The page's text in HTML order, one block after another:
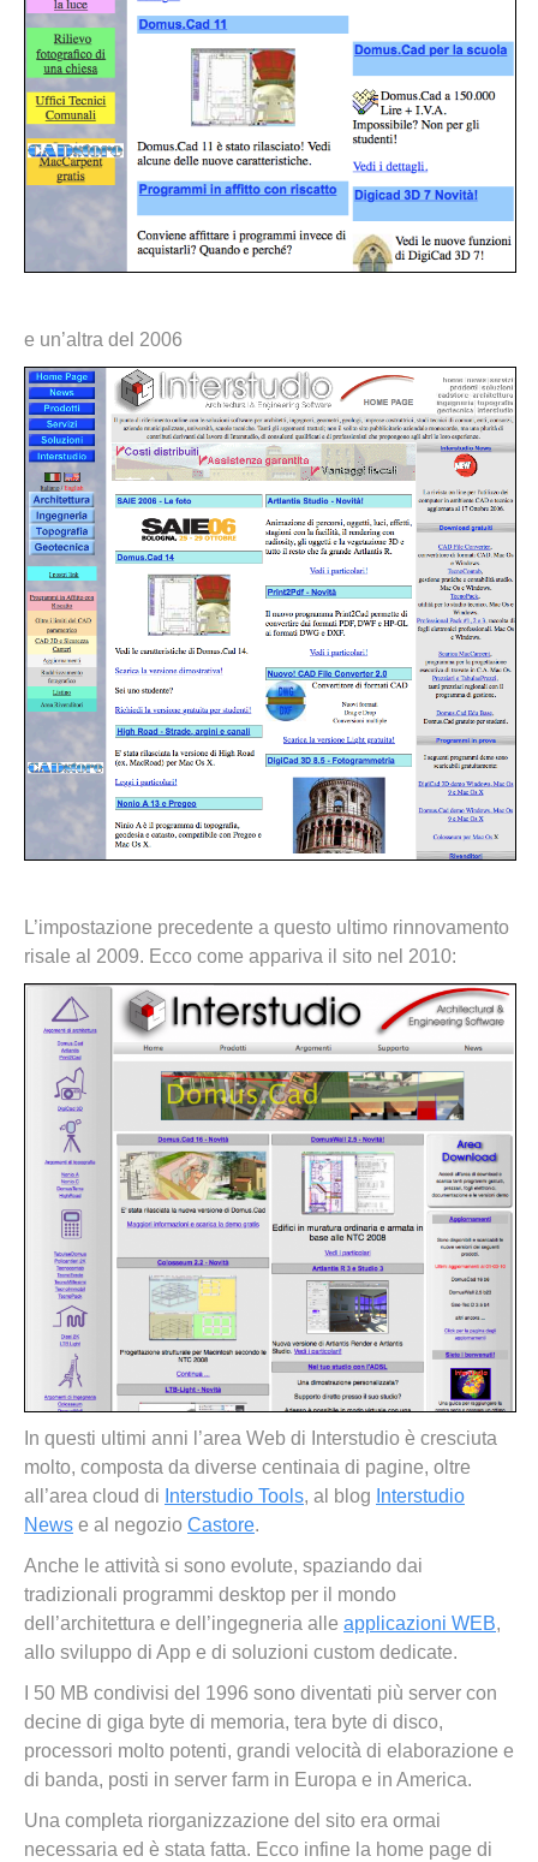
e un’altra del 2006
L’impostazione precedente a questo ultimo rinnovamento
risale al 2009. Ecco come appariva il sito nel 2010:
In questi ultimi anni l’area Web di Interstudio è cresciuta
molto, composta da diverse centinaia di pagine, oltre
all’area cloud di Interstudio Tools, al blog Interstudio
News e al negozio Castore.
Anche le attività si sono evolute, spaziando dai
tradizionali programmi desktop per il mondo
dell’architettura e dell’ingegneria alle applicazioni WEB,
allo sviluppo di App e di soluzioni custom dedicate.
I 50 MB condivisi del 1996 sono diventati più server con
decine di giga byte di memoria, tera byte di disco,
processori molto potenti, grandi velocità di elaborazione e
di banda, posti in server farm in Europa e in America.
Una completa riorganizzazione del sito era ormai
necessaria ed è stata fatta. Ecco infine la home page di